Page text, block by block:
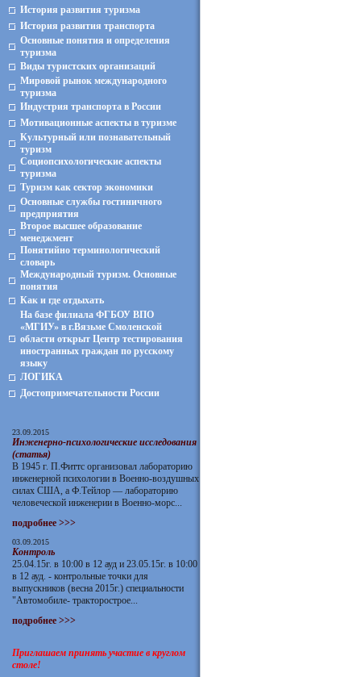
История развития туризма
История развития транспорта
Основные понятия и определения
туризма
Виды туристских организаций
Мировой рынок международного
туризма
Индустрия транспорта в России
Мотивационные аспекты в туризме
Культурный или познавательный
туризм
Социопсихологические аспекты
туризма
Туризм как сектор экономики
Основные службы гостиничного
предприятия
Второе высшее образование
менеджмент
Понятийно терминологический
словарь
Международный туризм. Основные
понятия
Как и где отдыхать
На базе филиала ФГБОУ ВПО
«МГИУ» в г.Вязьме Смоленской
области открыт Центр тестирования
иностранных граждан по русскому
языку
ЛОГИКА
Достопримечательности России
23.09.2015
Инженерно-психологические исследования
(статья)
В 1945 г. П.Фиттс организовал лабораторию
инженерной психологии в Военно-воздушных
силах США, а Ф.Тейлор — лабораторию
человеческой инженерии в Военно-морс...
подробнее >>>
03.09.2015
Контроль
25.04.15г. в 10:00 в 12 ауд и 23.05.15г. в 10:00
в 12 ауд. - контрольные точки для
выпускников (весна 2015г.) специальности
"Автомобиле- тракторострое...
подробнее >>>
Приглашаем принять участие в круглом
столе!